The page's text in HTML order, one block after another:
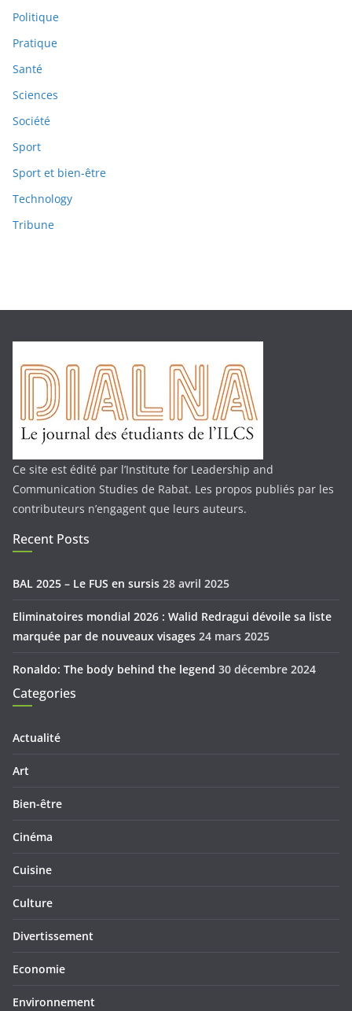
Politique
Pratique
Santé
Sciences
Société
Sport
Sport et bien-être
Technology
Tribune
Ce site est édité par l’Institute for Leadership and
Communication Studies de Rabat. Les propos publiés par les
contributeurs n’engagent que leurs auteurs.
Recent Posts
BAL 2025 – Le FUS en sursis 28 avril 2025
Eliminatoires mondial 2026 : Walid Redragui dévoile sa liste
marquée par de nouveaux visages 24 mars 2025
Ronaldo: The body behind the legend 30 décembre 2024
Categories
Actualité
Art
Bien-être
Cinéma
Cuisine
Culture
Divertissement
Economie
Environnement